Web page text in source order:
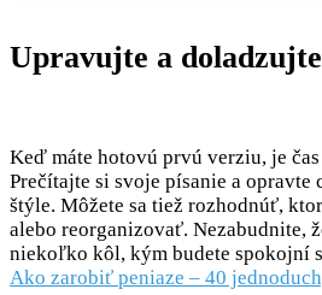
Upravujte a
Keď máte hotovú prvú verziu, je
Prečítajte si svoje písanie a opravte
štýle. Môžete sa tiež rozhodnúť,
alebo reorganizovať. Nezabudnite,
niekoľko kôl, kým budete spokojní
Ako zarobiť peniaze – 40